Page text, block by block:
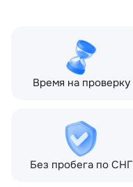
Время на проверку
Без пробега по СНГ